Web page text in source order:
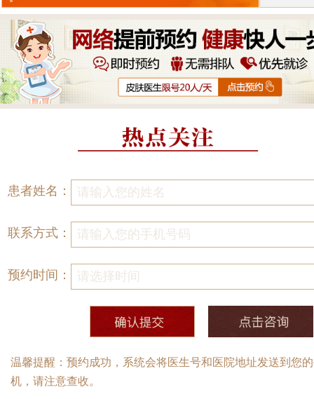
患者姓名：
联系方式：
预约时间：
温馨提醒：预约成功，系统会将医生号和医院地址发送到您
机，请注意查收。